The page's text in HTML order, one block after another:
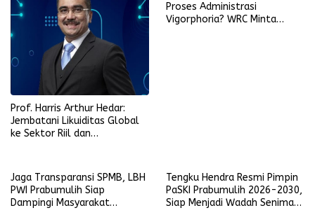
Prof. Harris Arthur Hedar:
Jembatani Likuiditas Global
ke Sektor Riil dan
PFII
Proses Administrasi
Vigorphoria? WRC Minta
Jaga Transparansi SPMB, LBH
PWI Prabumulih Siap
Dampingi Masyarakat
Tengku Hendra Resmi Pimpin
PaSKI Prabumulih 2026-2030,
Siap Menjadi Wadah Seniman